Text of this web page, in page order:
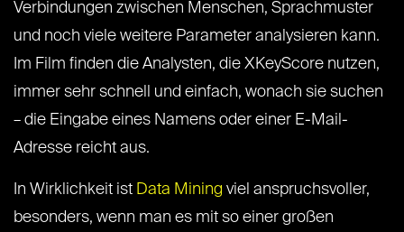
Verbindungen zwischen Menschen, Sprachmuster
und noch viele weitere Parameter analysieren kann.
Im Film finden die Analysten, die XKeyScore nutzen,
immer sehr schnell und einfach, wonach sie suchen
– die Eingabe eines Namens oder einer E-Mail-
Adresse reicht aus.
In Wirklichkeit ist Data Mining viel anspruchsvoller,
besonders, wenn man es mit so einer großen